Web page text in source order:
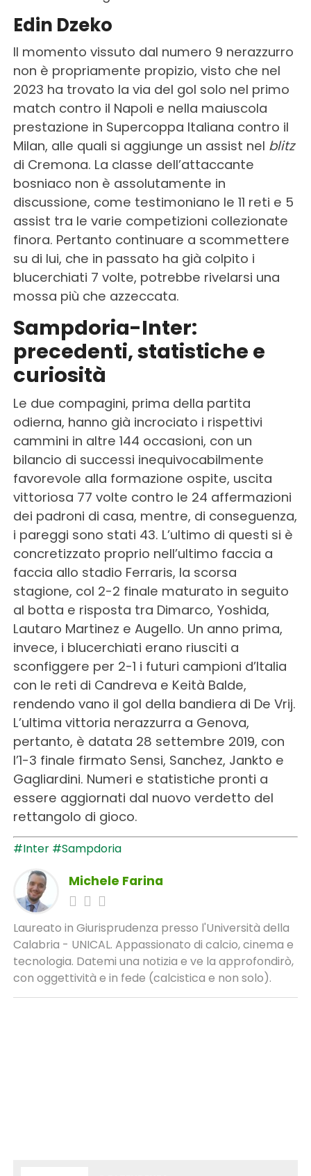
Edin Dzeko
Il momento vissuto dal numero 9 nerazzurro
non è propriamente propizio, visto che nel
2023 ha trovato la via del gol solo nel primo
match contro il Napoli e nella maiuscola
prestazione in Supercoppa Italiana contro il
Milan, alle quali si aggiunge un assist nel blitz
di Cremona. La classe dell’attaccante
bosniaco non è assolutamente in
discussione, come testimoniano le 11 reti e 5
assist tra le varie competizioni collezionate
finora. Pertanto continuare a scommettere
su di lui, che in passato ha già colpito i
blucerchiati 7 volte, potrebbe rivelarsi una
mossa più che azzeccata.
Sampdoria-Inter:
precedenti, statistiche e
curiosità
Le due compagini, prima della partita
odierna, hanno già incrociato i rispettivi
cammini in altre 144 occasioni, con un
bilancio di successi inequivocabilmente
favorevole alla formazione ospite, uscita
vittoriosa 77 volte contro le 24 affermazioni
dei padroni di casa, mentre, di conseguenza,
i pareggi sono stati 43. L’ultimo di questi si è
concretizzato proprio nell’ultimo faccia a
faccia allo stadio Ferraris, la scorsa
stagione, col 2-2 finale maturato in seguito
al botta e risposta tra Dimarco, Yoshida,
Lautaro Martinez e Augello. Un anno prima,
invece, i blucerchiati erano riusciti a
sconfiggere per 2-1 i futuri campioni d’Italia
con le reti di Candreva e Keità Balde,
rendendo vano il gol della bandiera di De Vrij.
L’ultima vittoria nerazzurra a Genova,
pertanto, è datata 28 settembre 2019, con
l’1-3 finale firmato Sensi, Sanchez, Jankto e
Gagliardini. Numeri e statistiche pronti a
essere aggiornati dal nuovo verdetto del
rettangolo di gioco.
#Inter #Sampdoria
Michele Farina
Laureato in Giurisprudenza presso l'Università della
Calabria - UNICAL. Appassionato di calcio, cinema e
tecnologia. Datemi una notizia e ve la approfondirò,
con oggettività e in fede (calcistica e non solo).